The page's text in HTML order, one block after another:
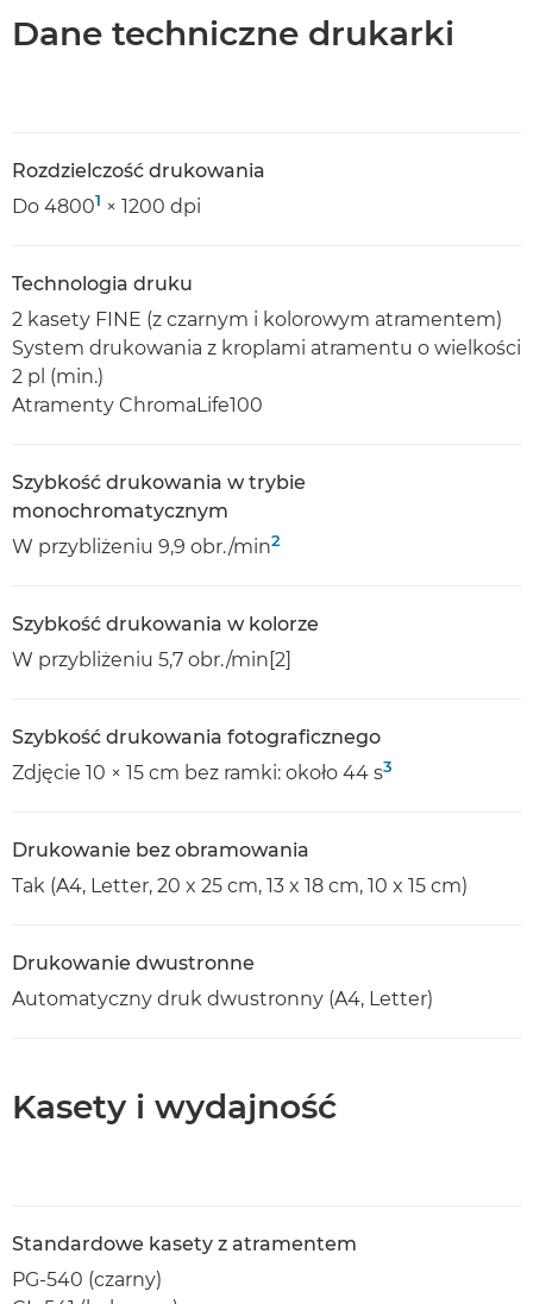
Dane techniczne drukarki
Rozdzielczość drukowania
Do 48001 × 1200 dpi
Technologia druku
2 kasety FINE (z czarnym i kolorowym atramentem)
System drukowania z kroplami atramentu o wielkości
2 pl (min.)
Atramenty ChromaLife100
Szybkość drukowania w trybie
monochromatycznym
W przybliżeniu 9,9 obr./min2
Szybkość drukowania w kolorze
W przybliżeniu 5,7 obr./min[2]
Szybkość drukowania fotograficznego
Zdjęcie 10 × 15 cm bez ramki: około 44 s3
Drukowanie bez obramowania
Tak (A4, Letter, 20 x 25 cm, 13 x 18 cm, 10 x 15 cm)
Drukowanie dwustronne
Automatyczny druk dwustronny (A4, Letter)
Kasety i wydajność
Standardowe kasety z atramentem
PG-540 (czarny)